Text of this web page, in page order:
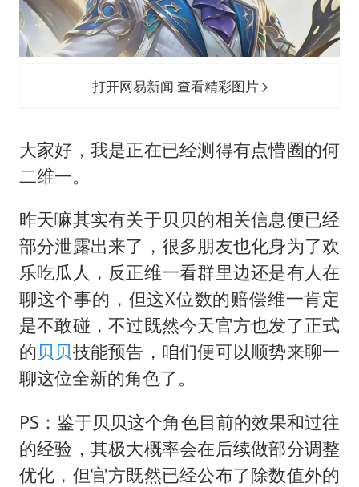
女子利用漏洞0元薅走3000多件家电
24小时不关空调 电费会更低吗
“China Cool”成海外热词
41岁女子为鼓励女儿考上985研究生
打开网易新闻 查看精彩图片
大家好，我是正在已经测得有点懵圈的何
二维一。
昨天嘛其实有关于贝贝的相关信息便已经
部分泄露出来了，很多朋友也化身为了欢
乐吃瓜人，反正维一看群里边还是有人在
聊这个事的，但这X位数的赔偿维一肯定
是不敢碰，不过既然今天官方也发了正式
的 贝贝技能预告，咱们便可以顺势来聊一
聊这位全新的角色了。
PS：鉴于贝贝这个角色目前的效果和过往
的经验，其极大概率会在后续做部分调整
优化，但官方既然已经公布了除数值外的